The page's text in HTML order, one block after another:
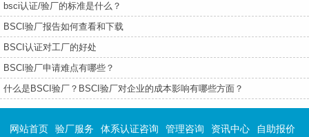
bsci认证/验厂的标准是什么？
BSCI验厂报告如何查看和下载
BSCI认证对工厂的好处
BSCI验厂申请难点有哪些？
什么是BSCI验厂？BSCI验厂对企业的成本影响有哪些方面？
网站首页 验厂服务 体系认证咨询 管理咨询 资讯中心 自助报价